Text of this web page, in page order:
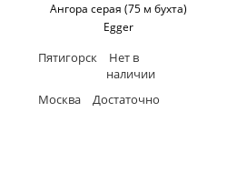
Ангора серая (75 м бухта)
Egger
Пятигорск
Нет в
наличии
Москва
Достаточно